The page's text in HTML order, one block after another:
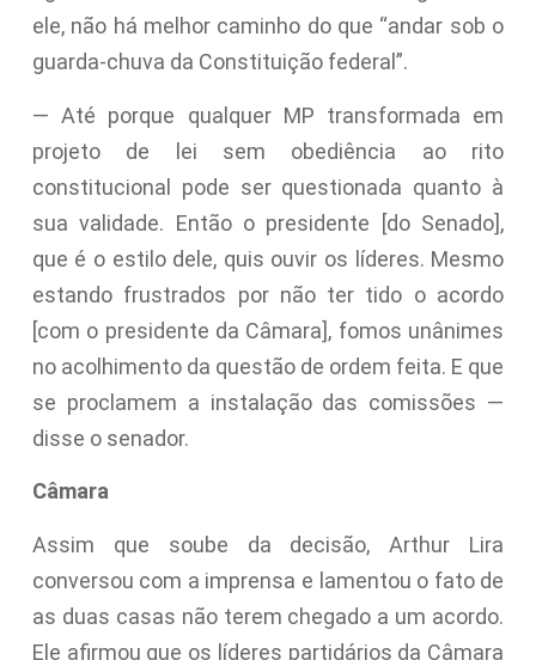
ele, não há melhor caminho do que “andar sob o
guarda-chuva da Constituição federal”.
— Até porque qualquer MP transformada em
projeto de lei sem obediência ao rito
constitucional pode ser questionada quanto à
sua validade. Então o presidente [do Senado],
que é o estilo dele, quis ouvir os líderes. Mesmo
estando frustrados por não ter tido o acordo
[com o presidente da Câmara], fomos unânimes
no acolhimento da questão de ordem feita. E que
se proclamem a instalação das comissões —
disse o senador.
Câmara
Assim que soube da decisão, Arthur Lira
conversou com a imprensa e lamentou o fato de
as duas casas não terem chegado a um acordo.
Ele afirmou que os líderes partidários da Câmara